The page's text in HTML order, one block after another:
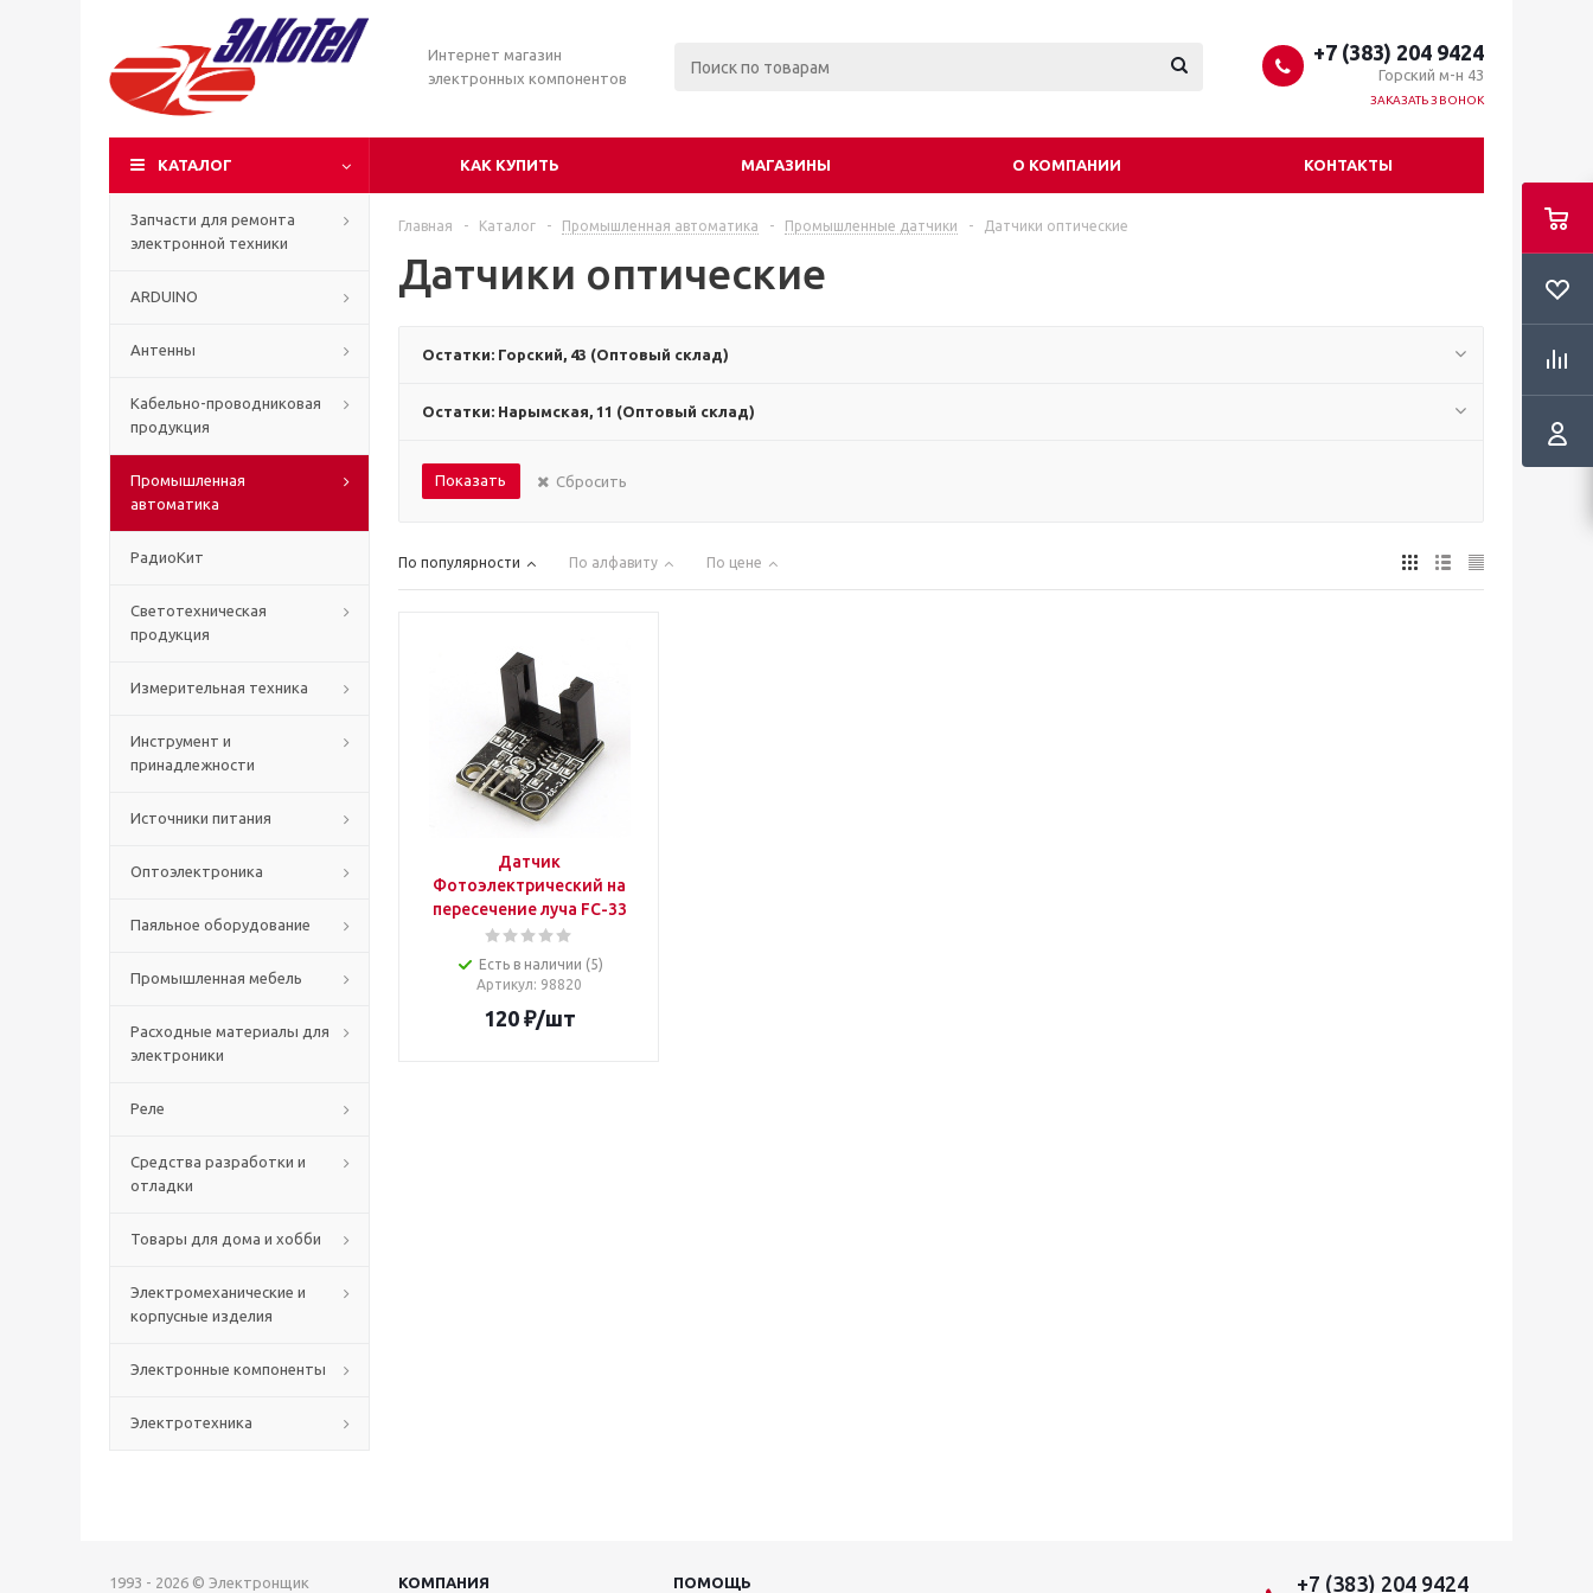
Интернет магазин
электронных компонентов
+7 (383) 204 9424
Горский м-н 43
ЗАКАЗАТЬ ЗВОНОК
КАТАЛОГ КАК КУПИТЬ МАГАЗИНЫ О КОМПАНИИ КОНТАКТЫ
Запчасти для ремонта
электронной техники
ARDUINO
Антенны
Кабельно-проводниковая
продукция
Промышленная
автоматика
РадиоКит
Светотехническая
продукция
Измерительная техника
Инструмент и
принадлежности
Источники питания
Оптоэлектроника
Паяльное оборудование
Промышленная мебель
Расходные материалы для
электроники
Реле
Средства разработки и
отладки
Товары для дома и хобби
Электромеханические и
корпусные изделия
Электронные компоненты
Электротехника
Главная - Каталог - Промышленная автоматика - Промышленные датчики - Датчики оптические
Датчики оптические
Остатки: Горский, 43 (Оптовый склад)
Остатки: Нарымская, 11 (Оптовый склад)
Показать Сбросить
По популярности По алфавиту По цене
Датчик
Фотоэлектрический на
пересечение луча FC-33
Есть в наличии (5)
Артикул: 98820
120₽/шт
1993 - 2026 © Электронщик КОМПАНИЯ ПОМОЩЬ +7 (383) 204 9424